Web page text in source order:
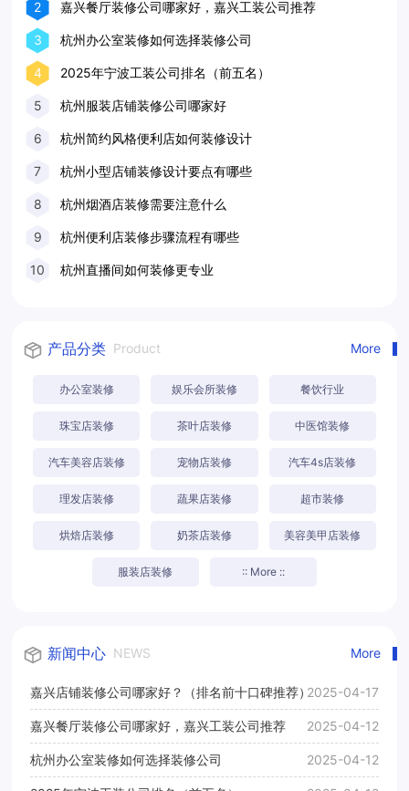
2 嘉兴餐厅装修公司哪家好，嘉兴工装公司推荐
3 杭州办公室装修如何选择装修公司
4 2025年宁波工装公司排名（前五名）
5 杭州服装店铺装修公司哪家好
6 杭州简约风格便利店如何装修设计
7 杭州小型店铺装修设计要点有哪些
8 杭州烟酒店装修需要注意什么
9 杭州便利店装修步骤流程有哪些
10 杭州直播间如何装修更专业
产品分类 Product More
办公室装修 娱乐会所装修 餐饮行业
珠宝店装修 茶叶店装修 中医馆装修
汽车美容店装修 宠物店装修 汽车4s店装修
理发店装修 蔬果店装修 超市装修
烘焙店装修 奶茶店装修 美容美甲店装修
服装店装修 :: More ::
新闻中心 NEWS More
嘉兴店铺装修公司哪家好？（排名前十口碑推荐）2025-04-17
嘉兴餐厅装修公司哪家好，嘉兴工装公司推荐 2025-04-12
杭州办公室装修如何选择装修公司 2025-04-12